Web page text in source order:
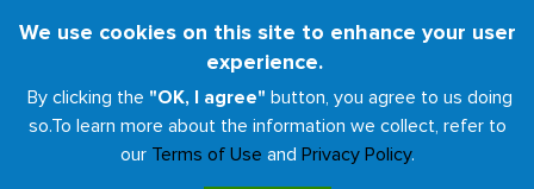
We use cookies on this site to enhance your user
experience.
By clicking the "OK, I agree" button, you agree to us doing
so.To learn more about the information we collect, refer to
our Terms of Use and Privacy Policy.
content
Toggle